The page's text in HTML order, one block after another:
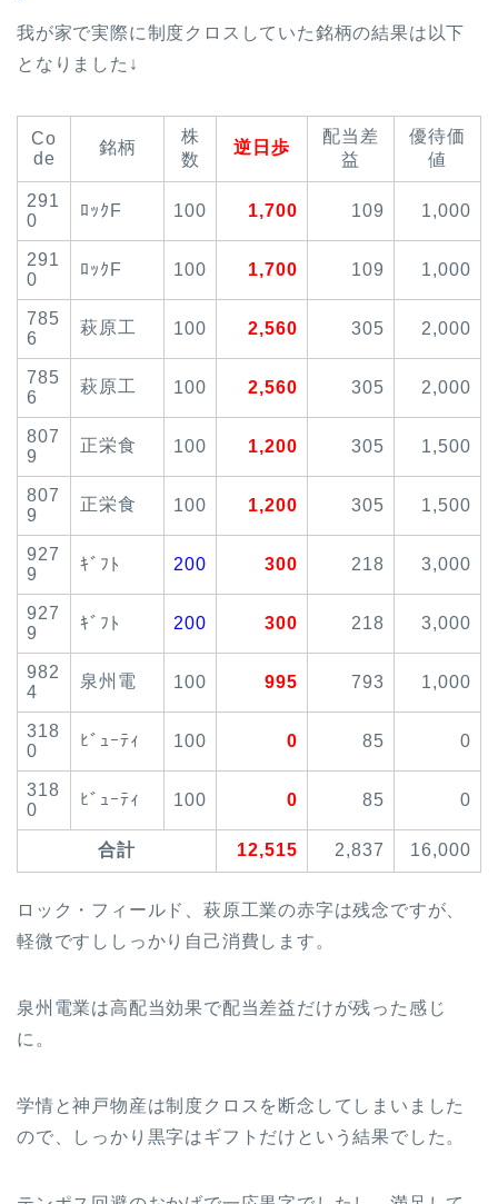
我が家で実際に制度クロスしていた銘柄の結果は以下
となりました↓
Co
de
銘柄
株
数
逆日歩
配当差
益
優待価
値
291
0
ﾛｯｸF 100 1,700 109 1,000
291
0
ﾛｯｸF 100 1,700 109 1,000
785
6
萩原工 100 2,560 305 2,000
785
6
萩原工 100 2,560 305 2,000
807
9
正栄食 100 1,200 305 1,500
807
9
正栄食 100 1,200 305 1,500
927
9
ｷﾞﾌﾄ 200 300 218 3,000
927
9
ｷﾞﾌﾄ 200 300 218 3,000
982
4
泉州電 100 995 793 1,000
318
0
ﾋﾞｭｰﾃｨ 100 0 85 0
318
0
ﾋﾞｭｰﾃｨ 100 0 85 0
合計 12,515 2,837 16,000
ロック・フィールド、萩原工業の赤字は残念ですが、
軽微ですししっかり自己消費します。
泉州電業は高配当効果で配当差益だけが残った感じ
に。
学情と神戸物産は制度クロスを断念してしまいました
ので、しっかり黒字はギフトだけという結果でした。